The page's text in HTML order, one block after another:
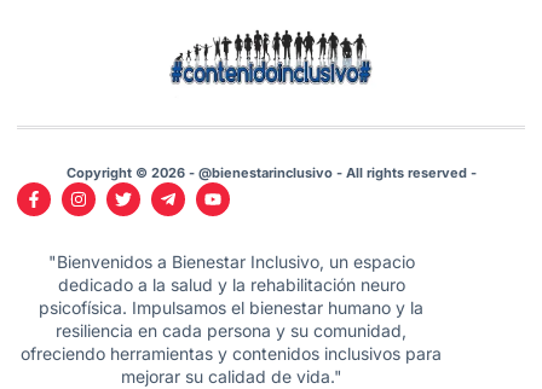
Copyright © 2026 - @bienestarinclusivo - All rights reserved -
"Bienvenidos a Bienestar Inclusivo, un espacio
dedicado a la salud y la rehabilitación neuro
psicofísica. Impulsamos el bienestar humano y la
resiliencia en cada persona y su comunidad,
ofreciendo herramientas y contenidos inclusivos para
mejorar su calidad de vida."